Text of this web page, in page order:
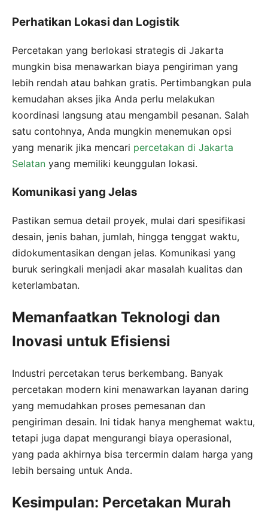
Perhatikan Lokasi dan Logistik
Percetakan yang berlokasi strategis di Jakarta
mungkin bisa menawarkan biaya pengiriman yang
lebih rendah atau bahkan gratis. Pertimbangkan pula
kemudahan akses jika Anda perlu melakukan
koordinasi langsung atau mengambil pesanan. Salah
satu contohnya, Anda mungkin menemukan opsi
yang menarik jika mencari percetakan di Jakarta
Selatan yang memiliki keunggulan lokasi.
Komunikasi yang Jelas
Pastikan semua detail proyek, mulai dari spesifikasi
desain, jenis bahan, jumlah, hingga tenggat waktu,
didokumentasikan dengan jelas. Komunikasi yang
buruk seringkali menjadi akar masalah kualitas dan
keterlambatan.
Memanfaatkan Teknologi dan
Inovasi untuk Efisiensi
Industri percetakan terus berkembang. Banyak
percetakan modern kini menawarkan layanan daring
yang memudahkan proses pemesanan dan
pengiriman desain. Ini tidak hanya menghemat waktu,
tetapi juga dapat mengurangi biaya operasional,
yang pada akhirnya bisa tercermin dalam harga yang
lebih bersaing untuk Anda.
Kesimpulan: Percetakan Murah